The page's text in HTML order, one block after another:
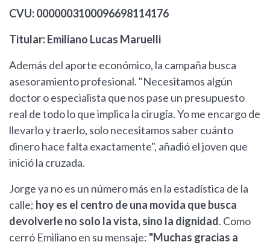
CVU: 0000003100096698114176
Titular: Emiliano Lucas Maruelli
Además del aporte económico, la campaña busca
asesoramiento profesional. "Necesitamos algún
doctor o especialista que nos pase un presupuesto
real de todo lo que implica la cirugía. Yo me encargo de
llevarlo y traerlo, solo necesitamos saber cuánto
dinero hace falta exactamente", añadió el joven que
inició la cruzada.
Jorge ya no es un número más en la estadística de la
calle; hoy es el centro de una movida que busca
devolverle no solo la vista, sino la dignidad. Como
cerró Emiliano en su mensaje: "Muchas gracias a